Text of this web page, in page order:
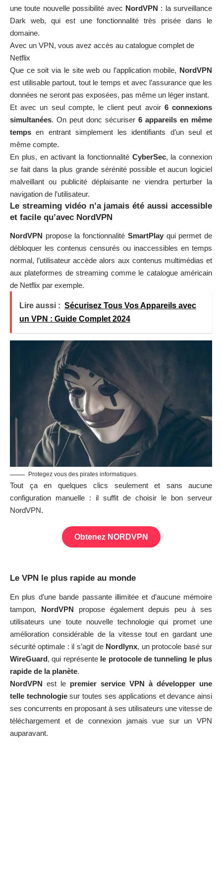
une toute nouvelle possibilité avec NordVPN : la surveillance
Dark web, qui est une fonctionnalité très prisée dans le
domaine.
Avec un VPN, vous avez accès au catalogue complet de
Netflix
Que ce soit via le site web ou l’application mobile, NordVPN
est utilisable partout, tout le temps et avec l’assurance que les
données ne seront pas exposées, pas même un léger instant.
Et avec un seul compte, le client peut avoir 6 connexions
simultanées. On peut donc sécuriser 6 appareils en même
temps en entrant simplement les identifiants d’un seul et
même compte.
En plus, en activant la fonctionnalité CyberSec, la connexion
se fait dans la plus grande sérénité possible et aucun logiciel
malveillant ou publicité déplaisante ne viendra perturber la
navigation de l’utilisateur.
Le streaming vidéo n’a jamais été aussi accessible
et facile qu’avec NordVPN
NordVPN propose la fonctionnalité SmartPlayqui permet de
débloquer les contenus censurés ou inaccessibles en temps
normal, l’utilisateur accède alors aux contenus multimédias et
aux plateformes de streaming comme le catalogue américain
de Netflix par exemple.
Lire aussi : Sécurisez Tous Vos Appareils avec
un VPN : Guide Complet 2024
Protegez vous des pirates informatiques.
Tout ça en quelques clics seulement et sans aucune
configuration manuelle : il suffit de choisir le bon serveur
NordVPN.
Obtenez NORDVPN
Le VPN le plus rapide au monde
En plus d’une bande passante illimitée et d’aucune mémoire
tampon, NordVPN propose également depuis peu à ses
utilisateurs une toute nouvelle technologie qui promet une
amélioration considérable de la vitesse tout en gardant une
sécurité optimale : il s’agit de Nordlynx, un protocole basé sur
WireGuard, qui représente le protocole de tunneling le plus
rapide de la planète.
NordVPN est le premier service VPN à développer une
telle technologiesur toutes ses applications et devance ainsi
ses concurrents en proposant à ses utilisateurs une vitesse de
téléchargement et de connexion jamais vue sur un VPN
auparavant.